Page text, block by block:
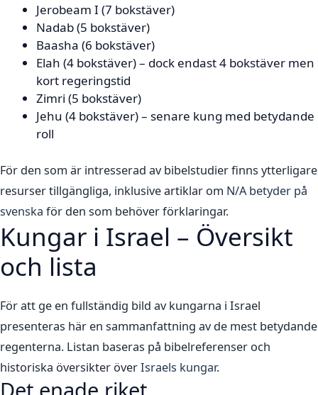
Jerobeam I (7 bokstäver)
Nadab (5 bokstäver)
Baasha (6 bokstäver)
Elah (4 bokstäver) – dock endast 4 bokstäver men
kort regeringstid
Zimri (5 bokstäver)
Jehu (4 bokstäver) – senare kung med betydande
roll
För den som är intresserad av bibelstudier finns ytterligare
resurser tillgängliga, inklusive artiklar om N/A betyder på
svenska för den som behöver förklaringar.
Kungar i Israel – Översikt
och lista
För att ge en fullständig bild av kungarna i Israel
presenteras här en sammanfattning av de mest betydande
regenterna. Listan baseras på bibelreferenser och
historiska översikter överIsraels kungar.